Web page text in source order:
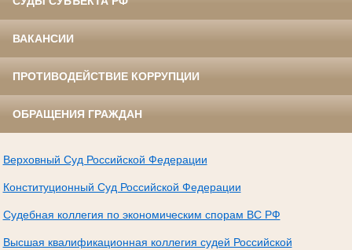
ВАКАНСИИ
ПРОТИВОДЕЙСТВИЕ КОРРУПЦИИ
ОБРАЩЕНИЯ ГРАЖДАН
Верховный Суд Российской Федерации
Конституционный Суд Российской Федерации
Судебная коллегия по экономическим спорам ВС РФ
Высшая квалификационная коллегия судей Российской